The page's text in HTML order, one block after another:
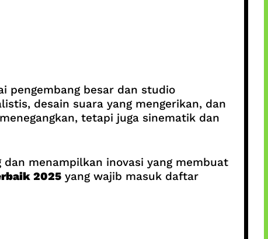
pengembang besar dan studio
desain suara yang mengerikan, dan
tetapi juga sinematik dan
menampilkan inovasi yang membuat
2025yang wajib masuk daftar